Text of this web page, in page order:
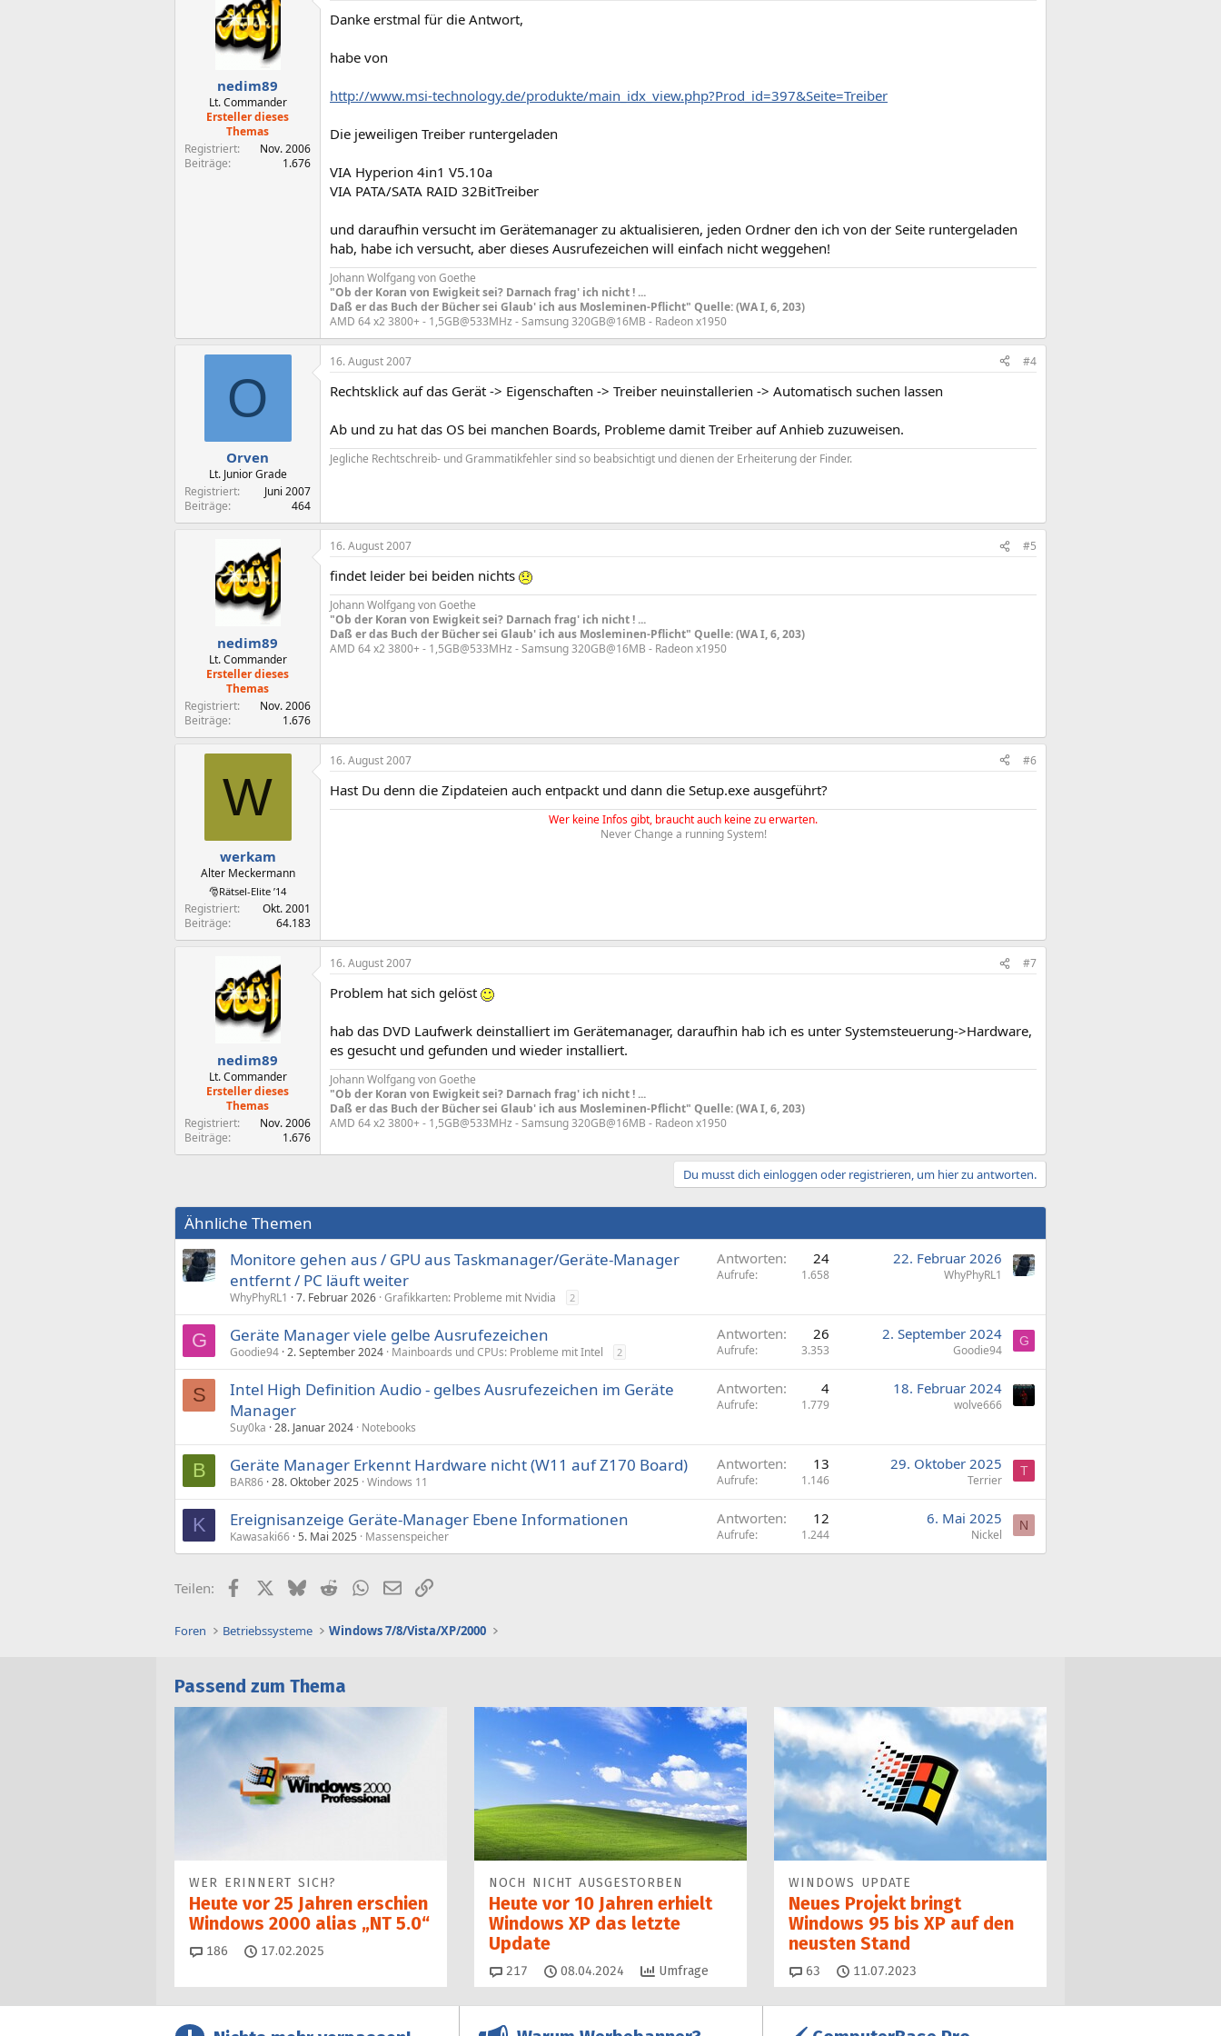
nedim89
Lt. Commander
Ersteller dieses
Themas
Registriert
Nov. 2006
Beiträge
1.676
Danke erstmal für die Antwort,
habe von
http://www.msi-technology.de/produkte/main_idx_view.php?Prod_id=397&Seite=Treiber
Die jeweiligen Treiber runtergeladen
VIA Hyperion 4in1 V5.10a
VIA PATA/SATA RAID 32BitTreiber
und daraufhin versucht im Gerätemanager zu aktualisieren, jeden Ordner den ich von der Seite runtergeladen
hab, habe ich versucht, aber dieses Ausrufezeichen will einfach nicht weggehen!
Johann Wolfgang von Goethe
"Ob der Koran von Ewigkeit sei? Darnach frag' ich nicht ! ...
Daß er das Buch der Bücher sei Glaub' ich aus Mosleminen-Pflicht" Quelle: (WA I, 6, 203)
AMD 64 x2 3800+ - 1,5GB@533MHz - Samsung 320GB@16MB - Radeon x1950
O
Orven
Lt. Junior Grade
Registriert
Juni 2007
Beiträge
464
16. August 2007 #4
Rechtsklick auf das Gerät -> Eigenschaften -> Treiber neuinstallerien -> Automatisch suchen lassen
Ab und zu hat das OS bei manchen Boards, Probleme damit Treiber auf Anhieb zuzuweisen.
Jegliche Rechtschreib- und Grammatikfehler sind so beabsichtigt und dienen der Erheiterung der Finder.
nedim89
Lt. Commander
Ersteller dieses
Themas
Registriert
Nov. 2006
Beiträge
1.676
16. August 2007 #5
findet leider bei beiden nichts
Johann Wolfgang von Goethe
"Ob der Koran von Ewigkeit sei? Darnach frag' ich nicht ! ...
Daß er das Buch der Bücher sei Glaub' ich aus Mosleminen-Pflicht" Quelle: (WA I, 6, 203)
AMD 64 x2 3800+ - 1,5GB@533MHz - Samsung 320GB@16MB - Radeon x1950
W
werkam
Alter Meckermann
🎅Rätsel-Elite ’14
Registriert
Okt. 2001
Beiträge
64.183
16. August 2007 #6
Hast Du denn die Zipdateien auch entpackt und dann die Setup.exe ausgeführt?
Wer keine Infos gibt, braucht auch keine zu erwarten.
Never Change a running System!
nedim89
Lt. Commander
Ersteller dieses
Themas
Registriert
Nov. 2006
Beiträge
1.676
16. August 2007 #7
Problem hat sich gelöst
hab das DVD Laufwerk deinstalliert im Gerätemanager, daraufhin hab ich es unter Systemsteuerung->Hardware,
es gesucht und gefunden und wieder installiert.
Johann Wolfgang von Goethe
"Ob der Koran von Ewigkeit sei? Darnach frag' ich nicht ! ...
Daß er das Buch der Bücher sei Glaub' ich aus Mosleminen-Pflicht" Quelle: (WA I, 6, 203)
AMD 64 x2 3800+ - 1,5GB@533MHz - Samsung 320GB@16MB - Radeon x1950
Du musst dich einloggen oder registrieren, um hier zu antworten.
Ähnliche Themen
Monitore gehen aus / GPU aus Taskmanager/Geräte-Manager
entfernt / PC läuft weiter
WhyPhyRL1 7. Februar 2026 Grafikkarten: Probleme mit Nvidia 2
Antworten 24
Aufrufe 1.658
22. Februar 2026
WhyPhyRL1
G Geräte Manager viele gelbe Ausrufezeichen
Goodie94 2. September 2024 Mainboards und CPUs: Probleme mit Intel 2
Antworten 26
Aufrufe 3.353
2. September 2024
Goodie94
G
S
Intel High Definition Audio - gelbes Ausrufezeichen im Geräte
Manager
Suy0ka 28. Januar 2024 Notebooks
Antworten 4
Aufrufe 1.779
18. Februar 2024
wolve666
B Geräte Manager Erkennt Hardware nicht (W11 auf Z170 Board)
BAR86 28. Oktober 2025 Windows 11
Antworten 13
Aufrufe 1.146
29. Oktober 2025
Terrier
T
K Ereignisanzeige Geräte-Manager Ebene Informationen
Kawasaki66 5. Mai 2025 Massenspeicher
Antworten 12
Aufrufe 1.244
6. Mai 2025
Nickel
N
Teilen: FacebookX (Twitter)
BlueskyRedditWhatsApp
E-MailLink
Foren Betriebssysteme Windows 7/8/Vista/XP/2000
Passend zum Thema
WER ERINNERT SICH?
Heute vor 25 Jahren erschien
Windows 2000 alias „NT 5.0“
186 Kommentare
17.02.2025
NOCH NICHT AUSGESTORBEN
Heute vor 10 Jahren erhielt
Windows XP das letzte
Update
217 Kommentare
08.04.2024 Umfrage
WINDOWS UPDATE
Neues Projekt bringt
Windows 95 bis XP auf den
neusten Stand
63 Kommentare
11.07.2023